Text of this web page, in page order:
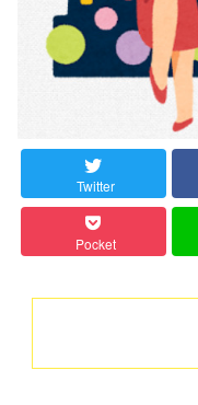
Twitter
Pocket